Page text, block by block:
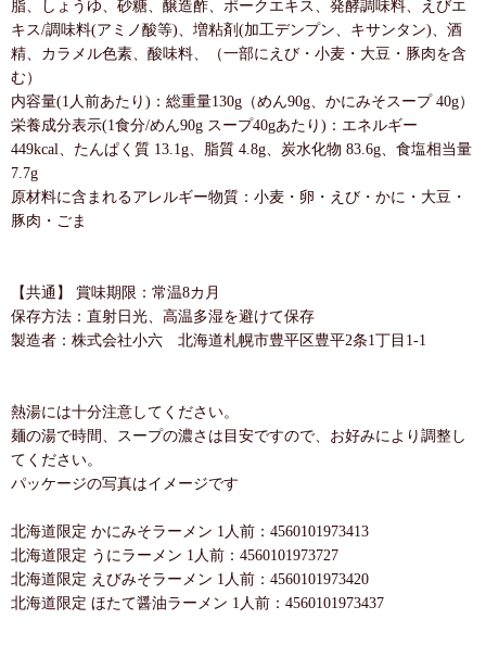
脂、しょうゆ、砂糖、醸造酢、ポークエキス、発酵調味料、えびエ
キス/調味料(アミノ酸等)、増粘剤(加工デンプン、キサンタン)、酒
精、カラメル色素、酸味料、（一部にえび・小麦・大豆・豚肉を含
む）
内容量(1人前あたり)：総重量130g（めん90g、かにみそスープ 40g）
栄養成分表示(1食分/めん90g スープ40gあたり)：エネルギー
449kcal、たんぱく質 13.1g、脂質 4.8g、炭水化物 83.6g、食塩相当量
7.7g
原材料に含まれるアレルギー物質：小麦・卵・えび・かに・大豆・
豚肉・ごま
【共通】 賞味期限：常温8カ月
保存方法：直射日光、高温多湿を避けて保存
製造者：株式会社小六 北海道札幌市豊平区豊平2条1丁目1-1
熱湯には十分注意してください。
麺の湯で時間、スープの濃さは目安ですので、お好みにより調整し
てください。
パッケージの写真はイメージです
北海道限定 かにみそラーメン 1人前：4560101973413
北海道限定 うにラーメン 1人前：4560101973727
北海道限定 えびみそラーメン 1人前：4560101973420
北海道限定 ほたて醤油ラーメン 1人前：4560101973437